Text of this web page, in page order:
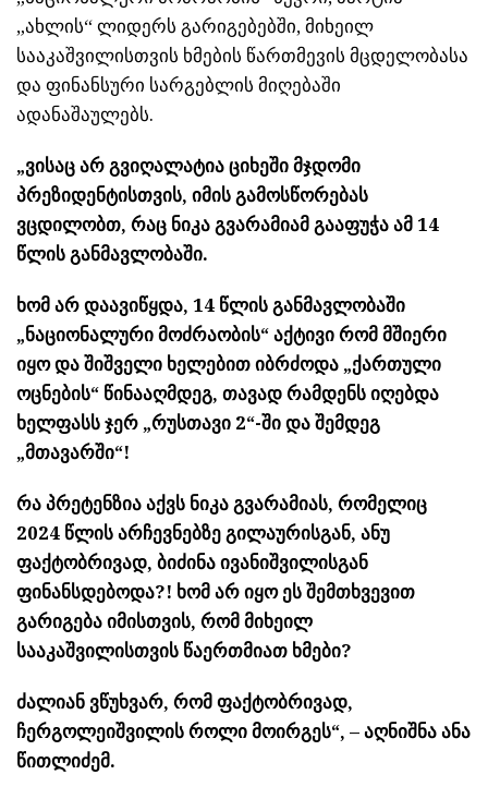
„ახლის“ ლიდერს გარიგებებში, მიხეილ
სააკაშვილისთვის ხმების წართმევის მცდელობასა
და ფინანსური სარგებლის მიღებაში
ადანაშაულებს.
„ვისაც არ გვიღალატია ციხეში მჯდომი
პრეზიდენტისთვის, იმის გამოსწორებას
ვცდილობთ, რაც ნიკა გვარამიამ გააფუჭა ამ 14
წლის განმავლობაში.
ხომ არ დაავიწყდა, 14 წლის განმავლობაში
„ნაციონალური მოძრაობის“ აქტივი რომ მშიერი
იყო და შიშველი ხელებით იბრძოდა „ქართული
ოცნების“ წინააღმდეგ, თავად რამდენს იღებდა
ხელფასს ჯერ „რუსთავი 2“-ში და შემდეგ
„მთავარში“!
რა პრეტენზია აქვს ნიკა გვარამიას, რომელიც
2024 წლის არჩევნებზე გილაურისგან, ანუ
ფაქტობრივად, ბიძინა ივანიშვილისგან
ფინანსდებოდა?! ხომ არ იყო ეს შემთხვევით
გარიგება იმისთვის, რომ მიხეილ
სააკაშვილისთვის წაერთმიათ ხმები?
ძალიან ვწუხვარ, რომ ფაქტობრივად,
ჩერგოლეიშვილის როლი მოირგეს“, – აღნიშნა ანა
წითლიძემ.